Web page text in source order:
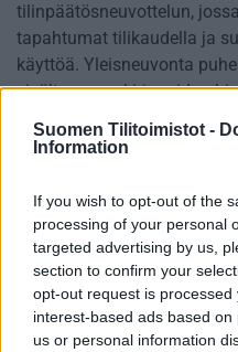
Suomen Tilitoimistot -
Information
If you wish to opt-out of the
processing of your personal
targeted advertising by us,
section to confirm your
opt-out request is
interest-based ads based
us or personal information
tilinpäätösneuvottelun,
tapahtumat tilikaudella ja
käyttöä. Yleisneuvonta
sisältyy peruskirjanpidon
Autamme yrityksen
asiantuntevia neuvoja.
yritysmuodon sekä
Palkanlaskennassa
sovitusti, ja me
tavalla asiakkaalle.